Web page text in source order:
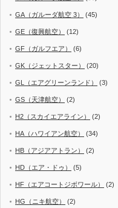
GA（ガルーダ航空 3） (45)
GE（復興航空） (12)
GF（ガルフエア） (6)
GK（ジェットスター） (20)
GL（エアグリーンランド） (3)
GS（天津航空） (2)
H2（スカイエアライン） (2)
HA（ハワイアン航空） (34)
HB（アジアアトラン） (2)
HD（エア・ドゥ） (5)
HF（エアコートジボワール） (2)
HG（ニキ航空） (2)